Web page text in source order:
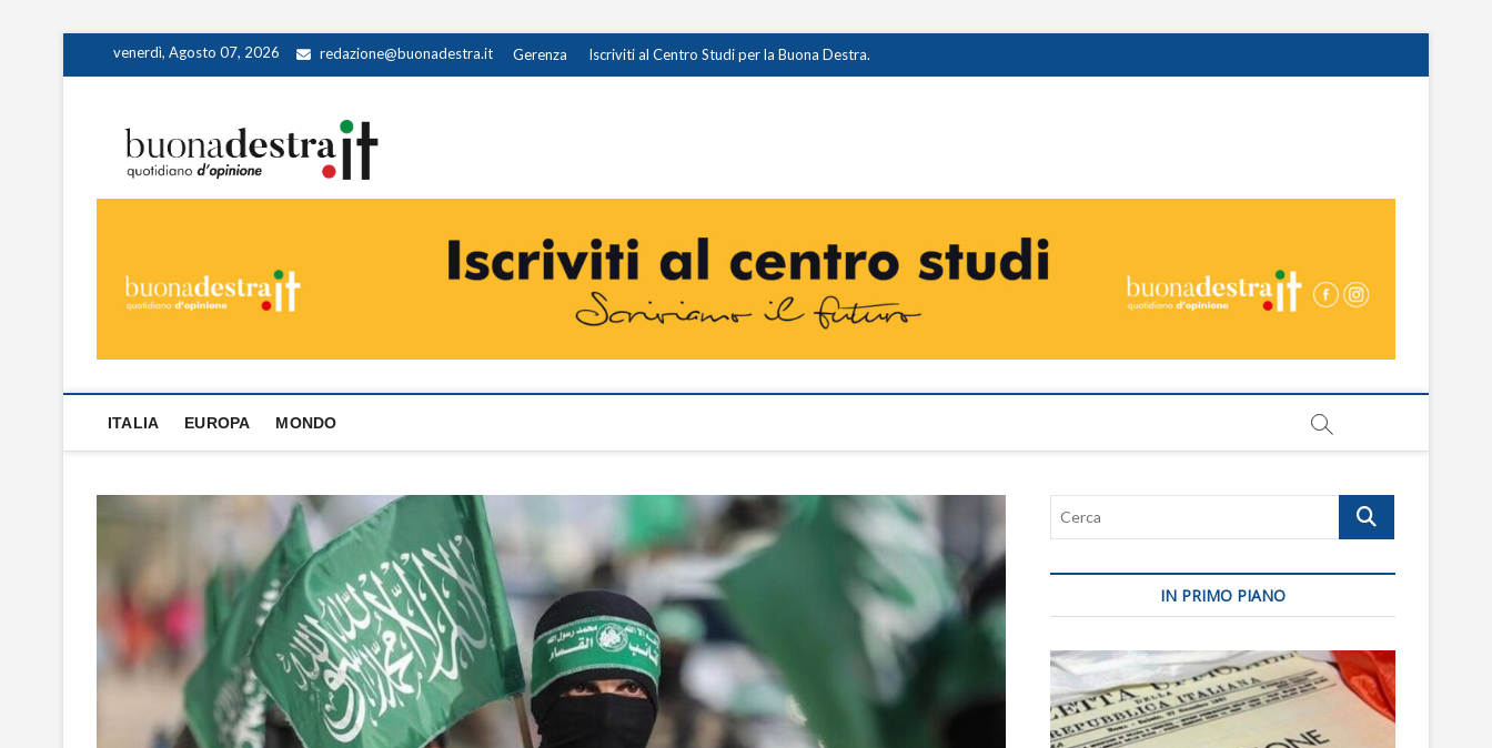
venerdì, Agosto 07, 2026 redazione@buonadestra.it Gerenza Iscriviti al Centro Studi per la Buona Destra.
ITALIA EUROPA MONDO
Cerca
IN PRIMO PIANO